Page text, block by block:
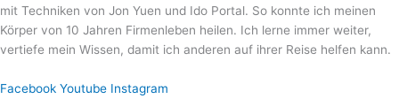
mit Techniken von Jon Yuen und Ido Portal. So konnte ich meinen
Körper von 10 Jahren Firmenleben heilen. Ich lerne immer weiter,
vertiefe mein Wissen, damit ich anderen auf ihrer Reise helfen kann.
Facebook Youtube Instagram